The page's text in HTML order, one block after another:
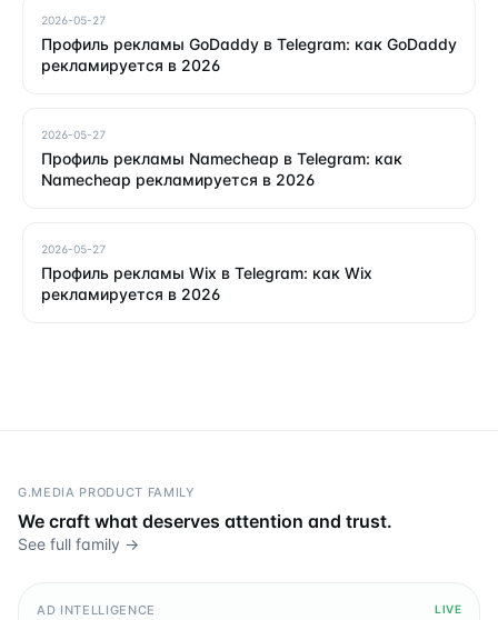
2026-05-27
Профиль рекламы GoDaddy в Telegram: как GoDaddy
рекламируется в 2026
2026-05-27
Профиль рекламы Namecheap в Telegram: как
Namecheap рекламируется в 2026
2026-05-27
Профиль рекламы Wix в Telegram: как Wix
рекламируется в 2026
G.MEDIA PRODUCT FAMILY
We craft what deserves attention and trust.
See full family →
AD INTELLIGENCE LIVE